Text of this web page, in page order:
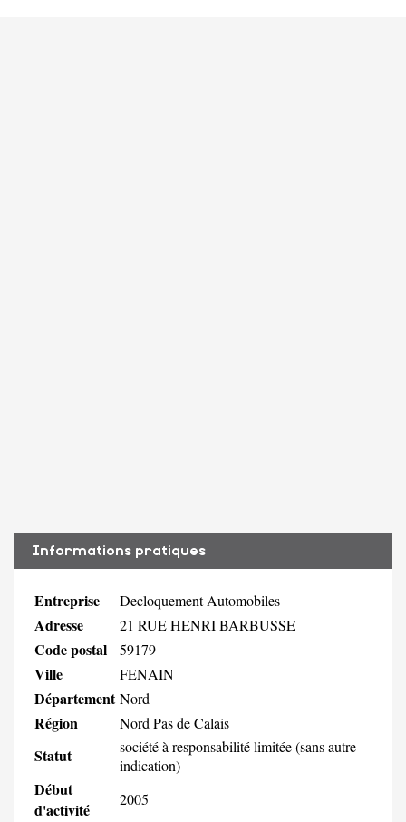
Informations pratiques
Entreprise Decloquement Automobiles
Adresse 21 RUE HENRI BARBUSSE
Code postal 59179
Ville FENAIN
Département Nord
Région Nord Pas de Calais
Statut
société à responsabilité limitée (sans autre
indication)
Début
d'activité
2005